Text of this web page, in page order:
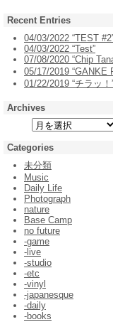
Recent Entries
04/03/2022 “TEST
04/03/2022 “Test”
07/08/2020 “Chip
05/17/2019 “GANKE
01/22/2019 “チラッ！
Archives
Categories
未分類
Music
Daily Life
Photograph
nature
Base Camp
no future
-game
-live
-studio
-etc
-vinyl
-japanesque
-daily
-books